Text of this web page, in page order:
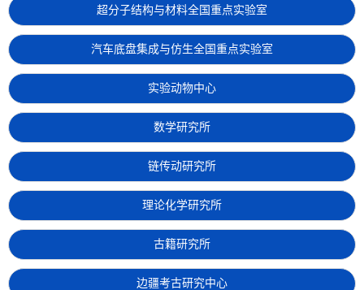
超分子结构与材料全国重点实验室
汽车底盘集成与仿生全国重点实验室
实验动物中心
数学研究所
链传动研究所
理论化学研究所
古籍研究所
边疆考古研究中心